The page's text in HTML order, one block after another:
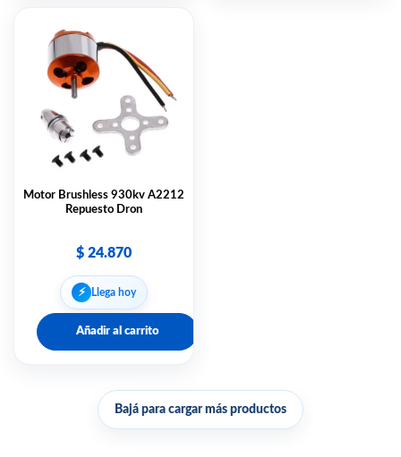
Motor Brushless 930kv A2212
Repuesto Dron
$ 24.870
⚡︎ Llega hoy
Añadir al carrito
Bajá para cargar más productos